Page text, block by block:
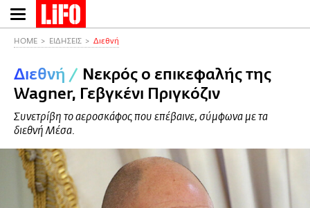
Παράκαμψη
προς
περιεχόμενο
HOME ΕΙΔΗΣΕΙΣ Διεθνή
Διεθνή / Νεκρός ο επικεφαλής της
Wagner, Γεβγκένι Πριγκόζιν
Συνετρίβη το αεροσκάφος που επέβαινε, σύμφωνα με τα
διεθνή Μέσα.